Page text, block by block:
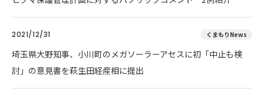
2021/12/31 くまもりNews
埼玉県大野知事、小川町のメガソーラーアセスに初「中止も検
討」の意見書を萩生田経産相に提出